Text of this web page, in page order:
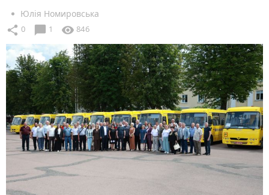
Юлія Номировська
share 0 chat_bubble 1 visibility 846